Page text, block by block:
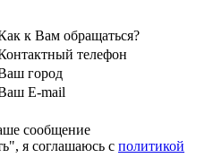
к Вам обращаться?
телефон
город
E-mail
сообщение
я соглашаюсь с политикой